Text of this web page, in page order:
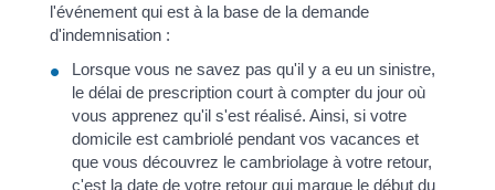
l'événement qui est à la base de la demande
d'indemnisation :
Lorsque vous ne savez pas qu'il y a eu un sinistre,
le délai de prescription court à compter du jour où
vous apprenez qu'il s'est réalisé. Ainsi, si votre
domicile est cambriolé pendant vos vacances et
que vous découvrez le cambriolage à votre retour,
c'est la date de votre retour qui marque le début du